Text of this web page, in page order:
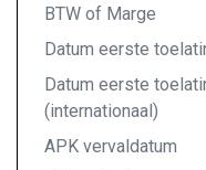
BTW of Marge
Datum eerste
Datum eerste
(internationaal)
APK vervaldatum